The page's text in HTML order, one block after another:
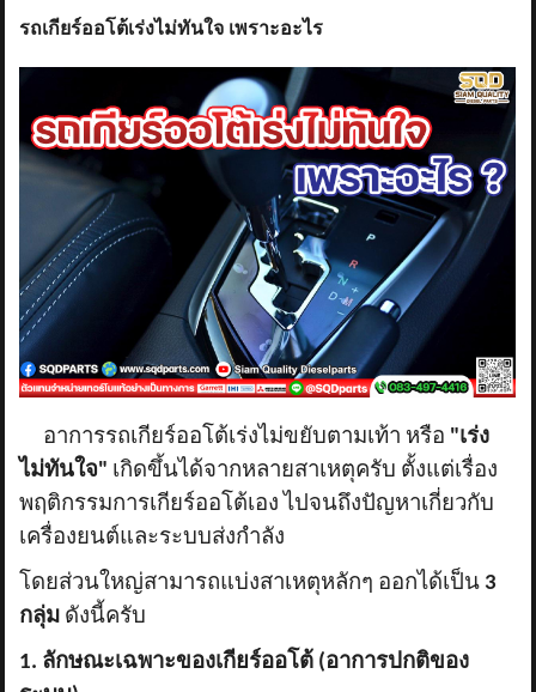
รถเกียร์ออโต้เร่งไม่ทันใจ เพราะอะไร
อาการรถเกียร์ออโต้เร่งไม่ขยับตามเท้า หรือ "เร่ง
ไม่ทันใจ" เกิดขึ้นได้จากหลายสาเหตุครับ ตั้งแต่เรื่อง
พฤติกรรมการเกียร์ออโต้เอง ไปจนถึงปัญหาเกี่ยวกับ
เครื่องยนต์และระบบส่งกำลัง
โดยส่วนใหญ่สามารถแบ่งสาเหตุหลักๆ ออกได้เป็น 3
กลุ่ม ดังนี้ครับ
1. ลักษณะเฉพาะของเกียร์ออโต้ (อาการปกติของ